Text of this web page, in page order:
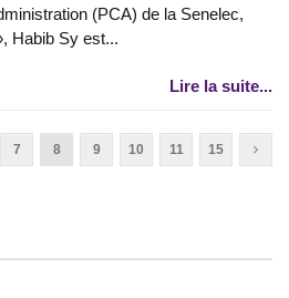
(PCA) de la Senelec,
Habib Sy est...
Lire la suite...
7 8 9 10 11 15